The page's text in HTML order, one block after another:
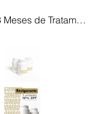
Combo Revigorante Boaformula – 3 Meses de Tratamento com Desconto Exclusivo